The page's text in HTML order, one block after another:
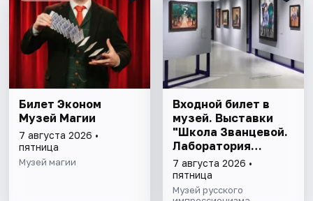
Билет Эконом
Музей Магии
7 августа 2026 •
пятница
Музей магии
Входной билет в
музей. Выставки
"Школа Званцевой.
Лаборатория
модернизма" и
"Хрупкие причуды:
от кондитерской к
7 августа 2026 •
пятница
Музей русского